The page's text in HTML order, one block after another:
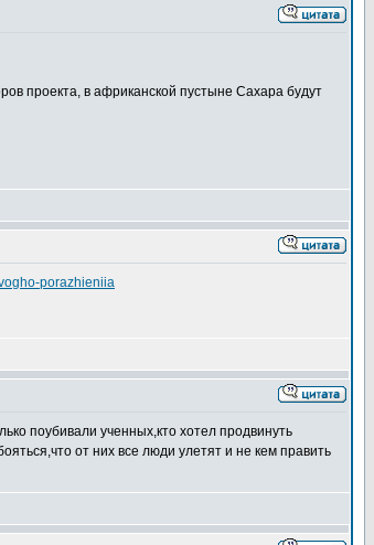
проекта, в африканской пустыне Сахара будут
porazhieniia
поубивали ученных,кто хотел продвинуть
от них все люди улетят и не кем править